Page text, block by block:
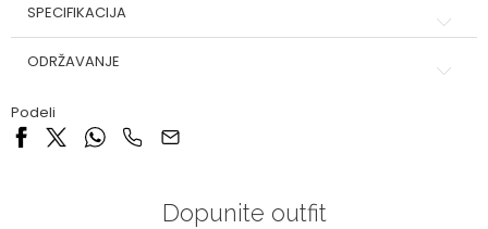
SPECIFIKACIJA
ODRŽAVANJE
Podeli
Dopunite outfit